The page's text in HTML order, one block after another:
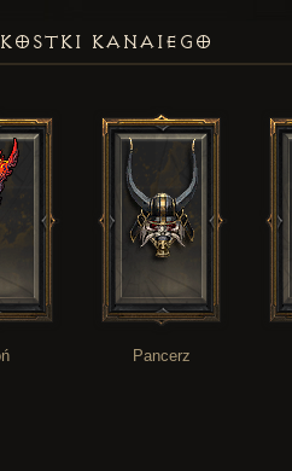
KANAIEGO
Pancerz